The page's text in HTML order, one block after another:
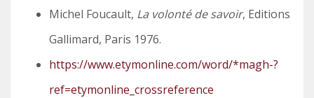
Michel Foucault, La volonté de savoir, Editions
Gallimard, Paris 1976.
https://www.etymonline.com/word/*magh-?
ref=etymonline_crossreference